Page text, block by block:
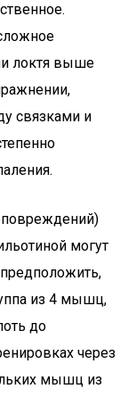
локтя выше
связками и
могут
из 4 мышц,
до
через
мышц из